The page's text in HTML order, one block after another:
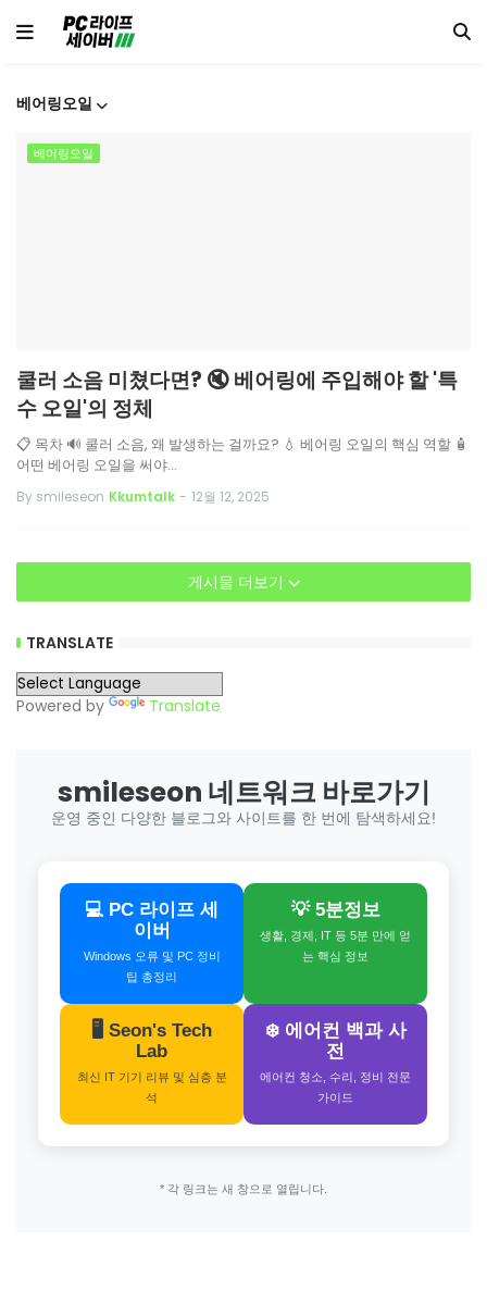
베어링오일
베어링오일
쿨러 소음 미쳤다면? 🔇 베어링에 주입해야 할 '특
수 오일'의 정체
📋 목차 🔊 쿨러 소음, 왜 발생하는 걸까요? 💧 베어링 오일의 핵심 역할 🧴
어떤 베어링 오일을 써야…
By smileseon Kkumtalk - 12월 12, 2025
게시물 더보기
TRANSLATE
Powered by Translate
smileseon 네트워크 바로가기
운영 중인 다양한 블로그와 사이트를 한 번에 탐색하세요!
💻 PC 라이프 세
이버
Windows 오류 및 PC 정비
팁 총정리
💡 5분정보
생활, 경제, IT 등 5분 만에 얻
는 핵심 정보
🖥️ Seon's Tech
Lab
최신 IT 기기 리뷰 및 심층 분
석
❄️ 에어컨 백과 사
전
에어컨 청소, 수리, 정비 전문
가이드
* 각 링크는 새 창으로 열립니다.